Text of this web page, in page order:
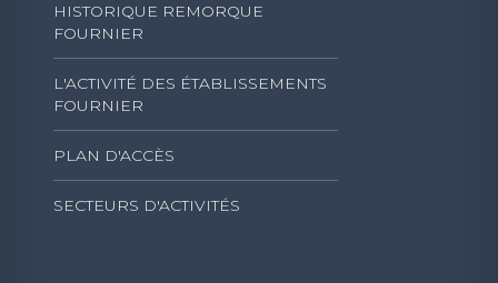
HISTORIQUE REMORQUE
FOURNIER
L'ACTIVITÉ DES ÉTABLISSEMENTS
FOURNIER
PLAN D'ACCÈS
SECTEURS D'ACTIVITÉS